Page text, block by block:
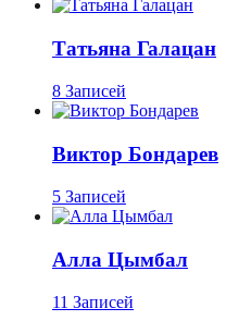
Татьяна Галацан
8 Записей
Виктор Бондарев
5 Записей
Алла Цымбал
11 Записей